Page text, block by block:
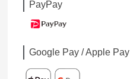
PayPay
Google Pay / Apple Pay